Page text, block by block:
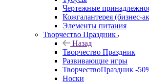
Чертежные
Кожгалантерея (бизнес-
Элементы питания
Творчество Праздник
Назад
Творчество Праздник
Развивающие игры
ТворчествоПраздник -
Носки